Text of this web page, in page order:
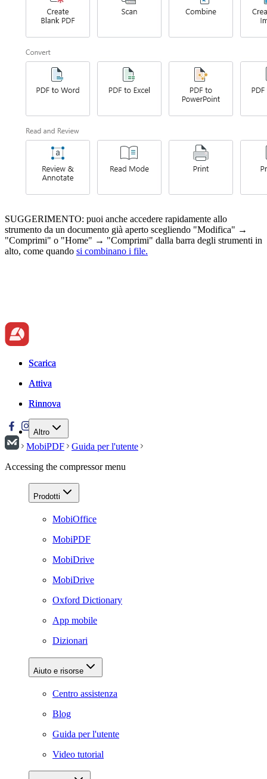
SUGGERIMENTO: puoi anche accedere rapidamente allo
strumento da un documento già aperto scegliendo "Modifica" →
"Comprimi" o "Home" → "Comprimi" dalla barra degli strumenti in
alto, come quando si combinano i file.
Scarica
Attiva
Rinnova
Altro
Scarica
Attiva
Rinnova
MobiPDF
Guida per l'utente
Accessing the compressor menu
Prodotti
MobiOffice
MobiPDF
MobiDrive
MobiDrive
Oxford Dictionary
App mobile
Dizionari
Aiuto e risorse
Centro assistenza
Blog
Guida per l'utente
Video tutorial